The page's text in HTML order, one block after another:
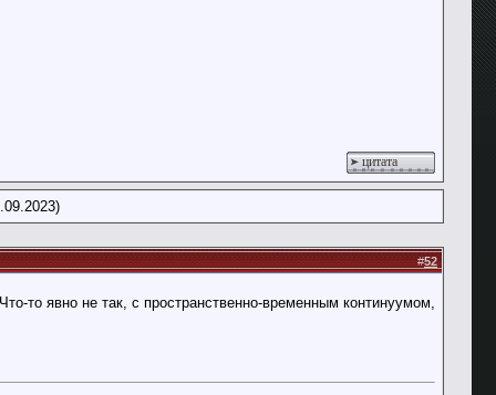
цитата
#52
Что-то явно не так, с пространственно-временным континуумом,